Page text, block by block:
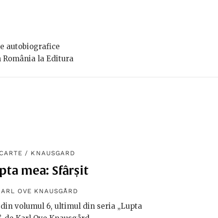
autobiografice
la Editura
/ KNAUSGARD
mea: Sfârșit
OVE KNAUSGÅRD
volumul 6, ultimul din seria „Lupta